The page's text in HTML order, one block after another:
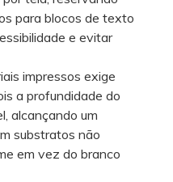
para blocos de texto
e evitar
impressos exige
a profundidade do
alcançando um
substratos não
em vez do branco